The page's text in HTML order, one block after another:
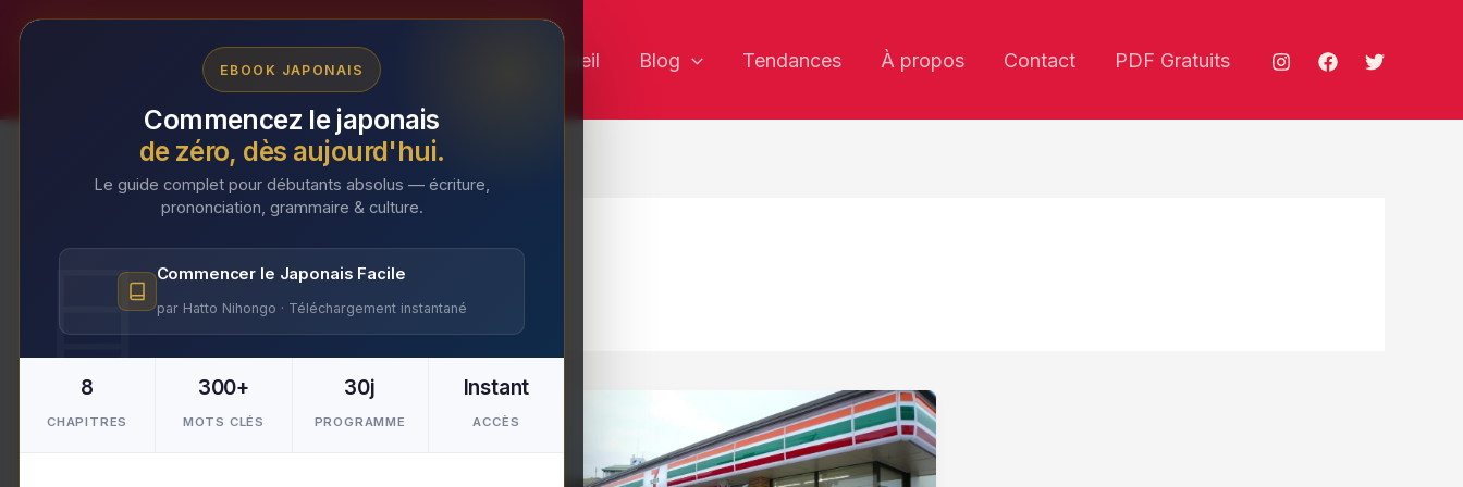
EBOOK JAPONAIS
Commencez le japonais
de zéro, dès aujourd'hui.
Le guide complet pour débutants absolus — écriture,
prononciation, grammaire & culture.
Commencer le Japonais Facile
par Hatto Nihongo · Téléchargement instantané
8
CHAPITRES
300+
MOTS CLÉS
30j
PROGRAMME
Instant
ACCÈS
Aller
au
Accueil Blog Tendances À propos Contact PDF Gratuits
alimentation